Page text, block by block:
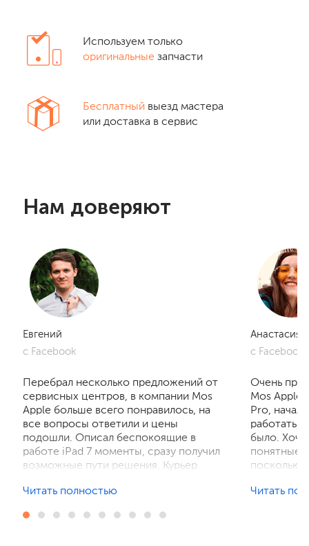
Используем только
оригинальные запчасти
Бесплатный выезд мастера
или доставка в сервис
Нам доверяют
Евгений
с Facebook
Перебрал несколько предложений от
сервисных центров, в компании Mos
Apple больше всего понравилось, на
все вопросы ответили и цены
подошли. Описал беспокоящие в
работе iPad 7 моменты, сразу получил
возможные пути решения. Курьер
отзвонились по итогам осмотра,
порадовал, без лишнего ожидания и
Читать полностью
Анастасия
с Facebook
Очень
Mos
Pro, начал
работать,
было. Хочу
понятные
поскольку
Читать